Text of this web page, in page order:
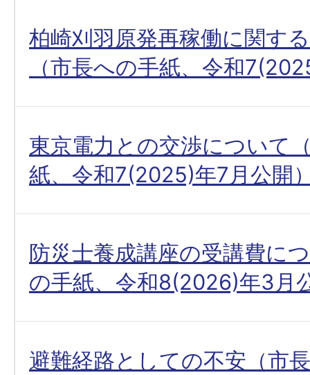
柏崎刈羽原発再稼働に関す
（市長への手紙、令和
東京電力との交渉について
紙、令和7(2025)年7月公開
防災士養成講座の受講費に
の手紙、令和8(2026)年3月
避難経路としての不安（市